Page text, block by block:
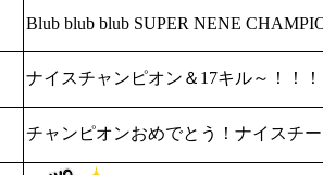
Blub blub blub SUPER NENE
ナイスチャンピオン＆17キル～！！！
チャンピオンおめでとう！ナイスチー